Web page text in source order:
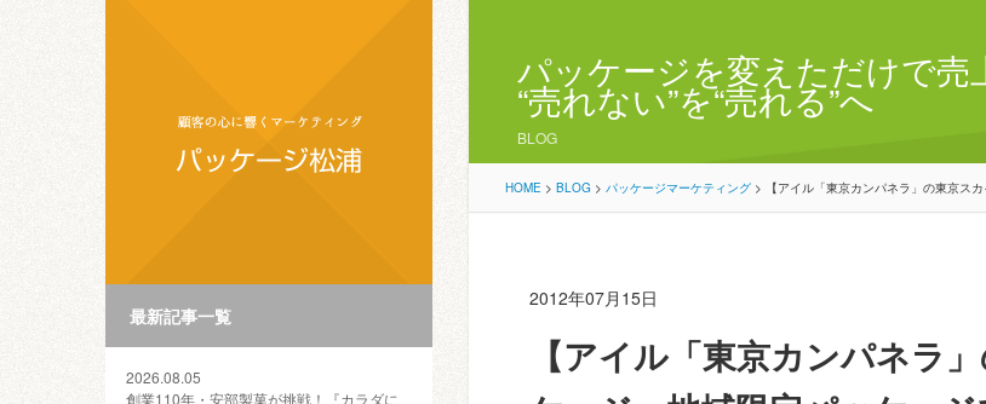
最新記事一覧
2026.08.05
創業110年・安部製菓が挑戦！『カラダに
パッケージを変えただけで売
“売れない”を“売れる”へ
BLOG
HOME > BLOG > パッケージマーケティング > 【アイル「東京カンパネラ」の東京ス
2012年07月15日
【アイル「東京カンパネラ